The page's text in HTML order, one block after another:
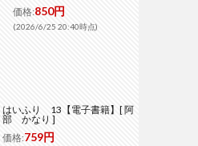
価格:850円
(2026/6/25 20:40時点)
はいふり 13【電子書籍】[ 阿
部 かなり ]
価格:759円